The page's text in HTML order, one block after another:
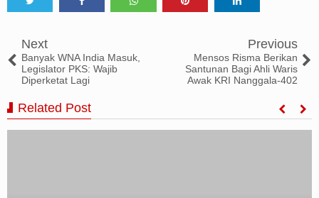
Next
Banyak WNA India Masuk,
Legislator PKS: Wajib
Diperketat Lagi
Previous
Mensos Risma Berikan
Santunan Bagi Ahli Waris
Awak KRI Nanggala-402
Related Post